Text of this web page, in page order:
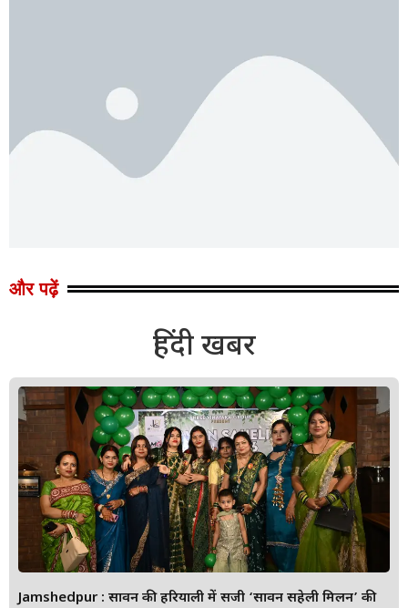
और पढ़ें
हिंदी खबर
Jamshedpur : सावन की हरियाली में सजी ‘सावन सहेली मिलन’ की